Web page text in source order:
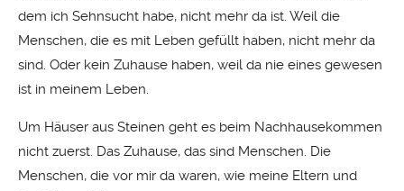
dem ich Sehnsucht habe, nicht mehr da ist. Weil die
Menschen, die es mit Leben gefüllt haben, nicht mehr da
sind. Oder kein Zuhause haben, weil da nie eines gewesen
ist in meinem Leben.
Um Häuser aus Steinen geht es beim Nachhausekommen
nicht zuerst. Das Zuhause, das sind Menschen. Die
Menschen, die vor mir da waren, wie meine Eltern und